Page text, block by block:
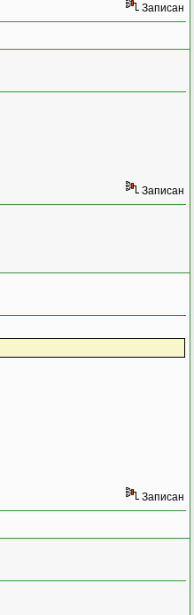
Записан
Записан
Записан